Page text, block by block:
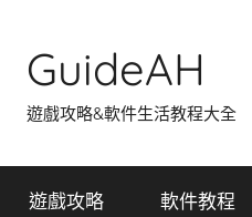
content
GuideAH
遊戲攻略&軟件生活教程大全
遊戲攻略 軟件教程